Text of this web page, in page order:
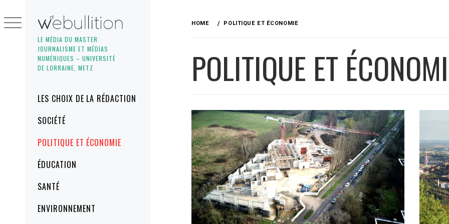
LE MÉDIA DU MASTER
JOURNALISME ET MÉDIAS
NUMÉRIQUES – UNIVERSITÉ
DE LORRAINE, METZ
MenuLES CHOIX DE LA RÉDACTION
SOCIÉTÉ
POLITIQUE ET ÉCONOMIE
ÉDUCATION
SANTÉ
ENVIRONNEMENT
to
content
HOME POLITIQUE ET ÉCONOMIE
POLITIQUE ET